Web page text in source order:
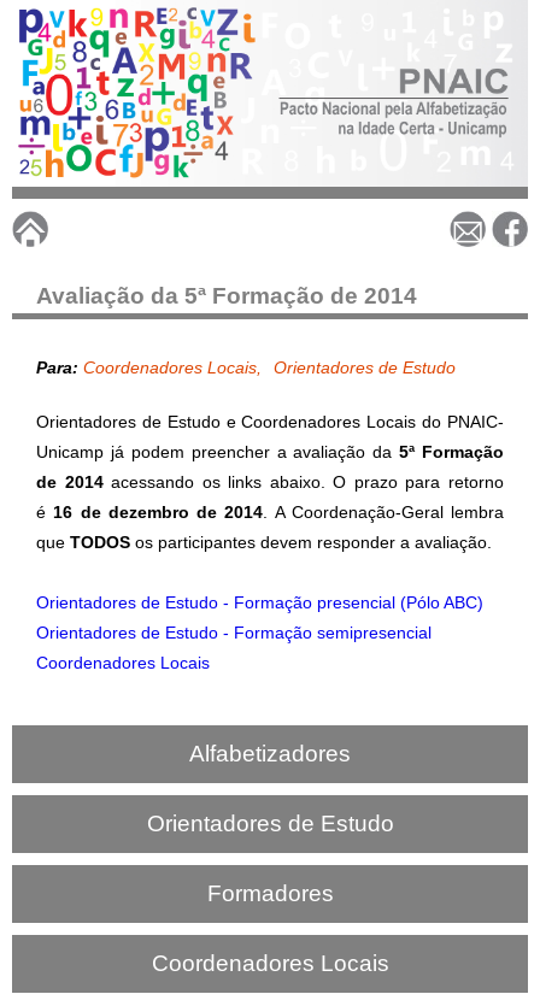
Pular
para
o
conteúdo
principal
P
N
A
C
Avaliação da 5ª Formação de 2014
Para: Coordenadores Locais Orientadores de Estudo
Orientadores de Estudo e Coordenadores Locais do PNAIC-
Unicamp já podem preencher a avaliação da5ª Formação
de 2014acessando os links abaixo. O prazo para retorno
é 16 de dezembro de 2014 . A Coordenação-Geral lembra
que TODOS os participantes devem responder a avaliação.
Orientadores de Estudo - Formação presencial (Pólo ABC)
Orientadores de Estudo - Formação semipresencial
Coordenadores Locais
Alfabetizadores
Orientadores de Estudo
Formadores
Coordenadores Locais